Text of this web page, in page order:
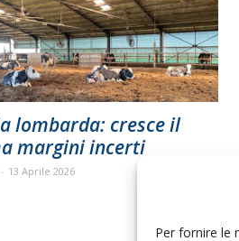
Per fornire le
lombarda: cresce il
margini incerti
- 13 Aprile 2026